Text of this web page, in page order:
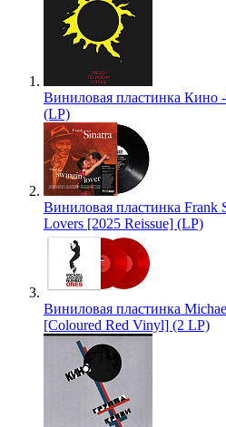
Виниловая пластинка Кино
(LP)
Виниловая пластинка Frank
Lovers [2025 Reissue] (LP)
Виниловая пластинка
[Coloured Red Vinyl] (2 LP)